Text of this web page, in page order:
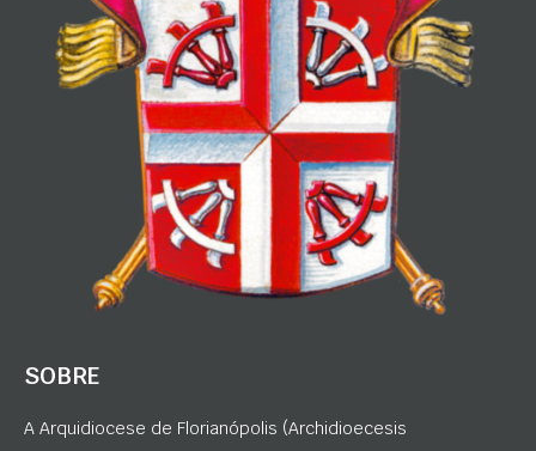
SOBRE
A Arquidiocese de Florianópolis (Archidioecesis